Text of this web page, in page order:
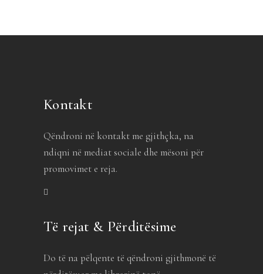
Kontakt
Qëndroni në kontakt me gjithçka, na
ndiqni në mediat sociale dhe mësoni për
promovimet e reja.
Të rejat & Përditësime
Do të na pëlqente të qëndroni gjithmonë të